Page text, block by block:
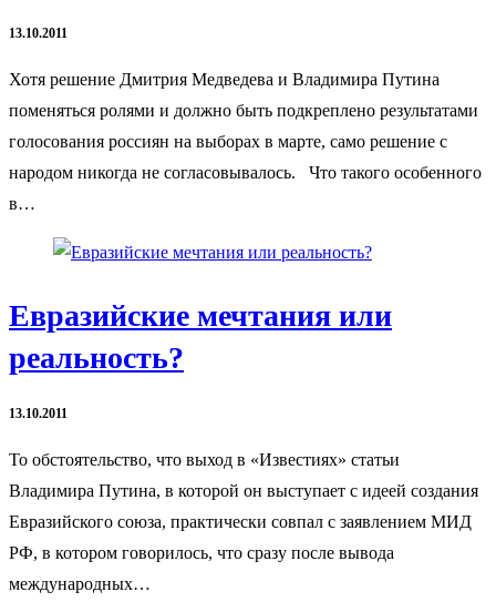
13.10.2011
Хотя решение Дмитрия Медведева и Владимира Путина
поменяться ролями и должно быть подкреплено результатами
голосования россиян на выборах в марте, само решение с
народом никогда не согласовывалось. Что такого особенного
в…
Евразийские мечтания или
реальность?
13.10.2011
То обстоятельство, что выход в «Известиях» статьи
Владимира Путина, в которой он выступает с идеей создания
Евразийского союза, практически совпал с заявлением МИД
РФ, в котором говорилось, что сразу после вывода
международных…